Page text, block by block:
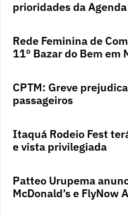
prioridades da
Rede Feminina de
11º Bazar do Bem em
CPTM: Greve
passageiros
Itaquá Rodeio Fest
e vista privilegiada
Patteo Urupema
McDonald’s e FlyNow